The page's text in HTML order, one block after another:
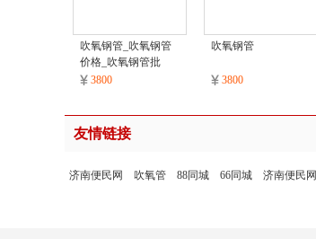
吹氧钢管_吹氧钢管
价格_吹氧钢管批
发/采购
3800
吹氧钢管
3800
友情链接
济南便民网 吹氧管 88同城 66同城 济南便民网